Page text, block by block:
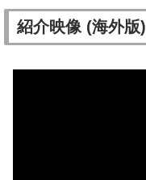
紹介映像 (海外版)